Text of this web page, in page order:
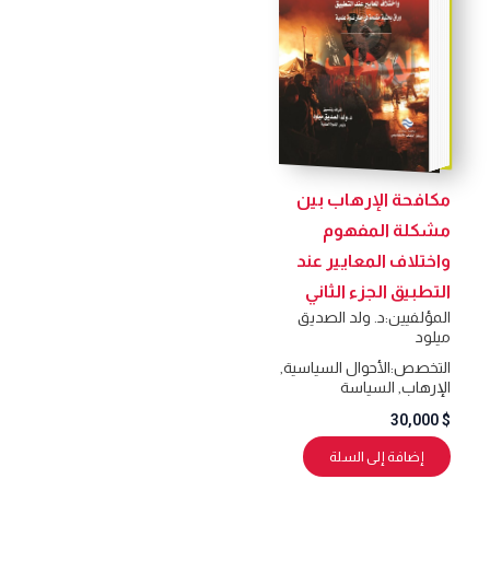
مكافحة الإرهاب بين
مشكلة المفهوم
واختلاف المعايير عند
التطبيق الجزء الثاني
المؤلفيين:د. ولد الصديق
ميلود
التخصص:الأحوال السياسية,
الإرهاب,السياسة
30,000
إضافة إلى السلة